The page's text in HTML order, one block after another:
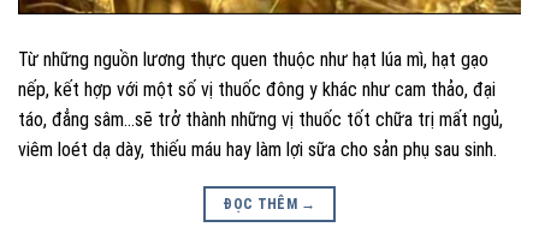
Từ những nguồn lương thực quen thuộc như hạt lúa mì, hạt gạo
nếp, kết hợp với một số vị thuốc đông y khác như cam thảo, đại
táo, đẳng sâm…sẽ trở thành những vị thuốc tốt chữa trị mất ngủ,
viêm loét dạ dày, thiếu máu hay làm lợi sữa cho sản phụ sau sinh.
ĐỌC THÊM →